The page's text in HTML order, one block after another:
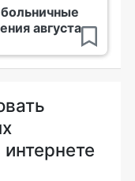
августа